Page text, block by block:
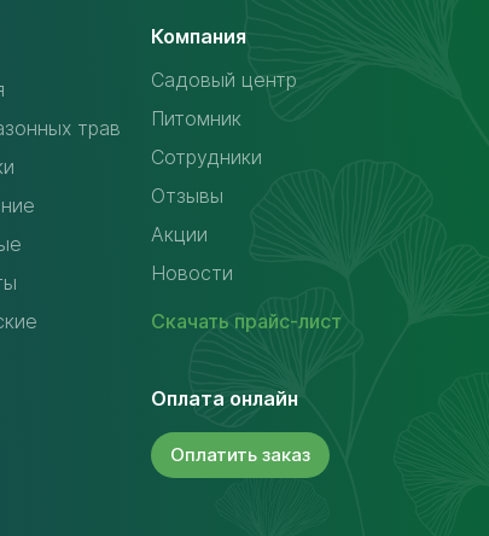
трав
Компания
Садовый центр
Питомник
Сотрудники
Отзывы
Акции
Новости
Скачать прайс-лист
Оплата онлайн
Оплатить заказ